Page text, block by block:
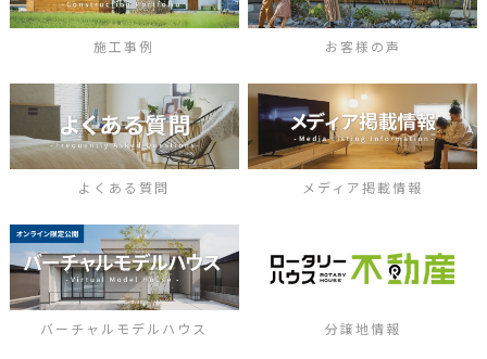
施工事例 お客様の声
よくある質問 メディア掲載情報
バーチャルモデルハウス 分譲地情報